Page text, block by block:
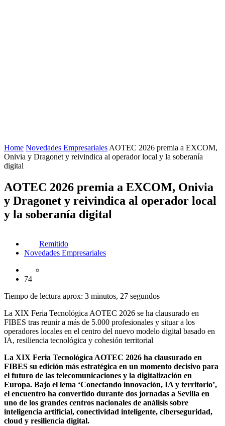
Home Novedades Empresariales AOTEC 2026 premia a EXCOM,
Onivia y Dragonet y reivindica al operador local y la soberanía
digital
AOTEC 2026 premia a EXCOM, Onivia
y Dragonet y reivindica al operador local
y la soberanía digital
Remitido
Novedades Empresariales
74
Tiempo de lectura aprox: 3 minutos, 27 segundos
La XIX Feria Tecnológica AOTEC 2026 se ha clausurado en
FIBES tras reunir a más de 5.000 profesionales y situar a los
operadores locales en el centro del nuevo modelo digital basado en
IA, resiliencia tecnológica y cohesión territorial
La XIX Feria Tecnológica AOTEC 2026 ha clausurado en
FIBES su edición más estratégica en un momento decisivo para
el futuro de las telecomunicaciones y la digitalización en
Europa. Bajo el lema ‘Conectando innovación, IA y territorio’,
el encuentro ha convertido durante dos jornadas a Sevilla en
uno de los grandes centros nacionales de análisis sobre
inteligencia artificial, conectividad inteligente, ciberseguridad,
cloud y resiliencia digital.